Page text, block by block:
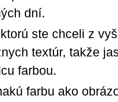
dní.
ste chceli z
textúr, takže
farbou.
farbu ako